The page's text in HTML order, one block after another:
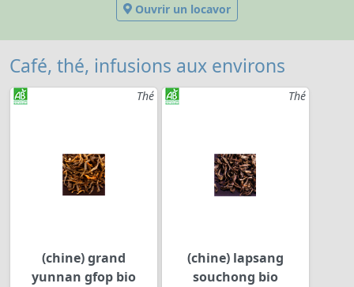
Ouvrir un locavor
Café, thé, infusions aux environs
Thé
(chine) grand
yunnan gfop bio
Thé
(chine) lapsang
souchong bio